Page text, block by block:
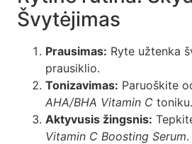
Švytėjimas
Prausimas: Ryte užtenka
prausiklio.
Tonizavimas: Paruoškite
AHA/BHA Vitamin C toniku.
Aktyvusis žingsnis:
Vitamin C Boosting Serum